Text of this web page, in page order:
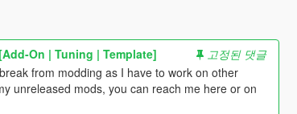
On | Tuning | Template]
고정된 댓글
from modding as I have to work on other
unreleased mods, you can reach me here or on